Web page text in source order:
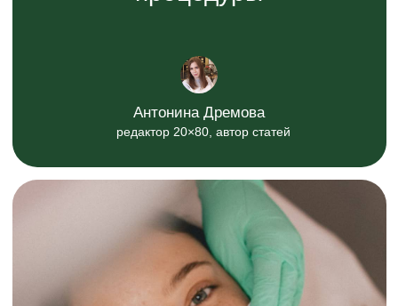
редактор 20×80, автор статей